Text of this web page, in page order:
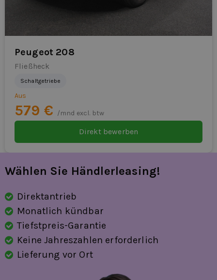
Peugeot 208
Fließheck
Schaltgetriebe
Aus
579 € /mnd excl. btw
Direkt bewerben
Wählen Sie Händlerleasing!
Direktantrieb
Monatlich kündbar
Tiefstpreis-Garantie
Keine Jahreszahlen erforderlich
Lieferung vor Ort